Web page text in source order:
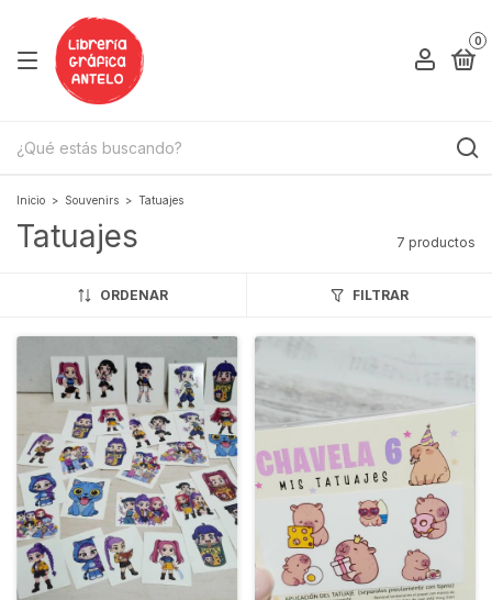
0
Inicio > Souvenirs > Tatuajes
Tatuajes 7 productos
ORDENAR FILTRAR